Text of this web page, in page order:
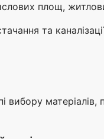
площ,
та
вибору